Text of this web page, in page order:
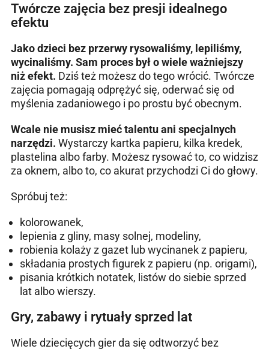
Twórcze zajęcia bez presji idealnego
efektu
Jako dzieci bez przerwy rysowaliśmy, lepiliśmy,
wycinaliśmy. Sam proces był o wiele ważniejszy
niż efekt. Dziś też możesz do tego wrócić. Twórcze
zajęcia pomagają odprężyć się, oderwać się od
myślenia zadaniowego i po prostu być obecnym.
Wcale nie musisz mieć talentu ani specjalnych
narzędzi. Wystarczy kartka papieru, kilka kredek,
plastelina albo farby. Możesz rysować to, co widzisz
za oknem, albo to, co akurat przychodzi Ci do głowy.
Spróbuj też:
kolorowanek,
lepienia z gliny, masy solnej, modeliny,
robienia kolaży z gazet lub wycinanek z papieru,
składania prostych figurek z papieru (np. origami),
pisania krótkich notatek, listów do siebie sprzed
lat albo wierszy.
Gry, zabawy i rytuały sprzed lat
Wiele dziecięcych gier da się odtworzyć bez